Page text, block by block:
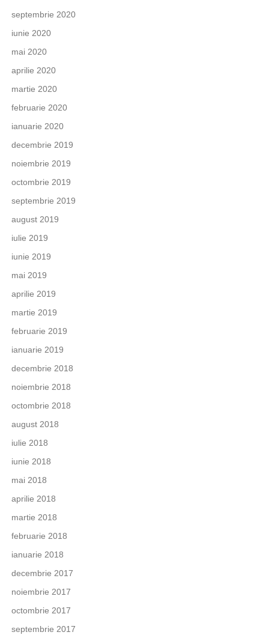
septembrie 2020
iunie 2020
mai 2020
aprilie 2020
martie 2020
februarie 2020
ianuarie 2020
decembrie 2019
noiembrie 2019
octombrie 2019
septembrie 2019
august 2019
iulie 2019
iunie 2019
mai 2019
aprilie 2019
martie 2019
februarie 2019
ianuarie 2019
decembrie 2018
noiembrie 2018
octombrie 2018
august 2018
iulie 2018
iunie 2018
mai 2018
aprilie 2018
martie 2018
februarie 2018
ianuarie 2018
decembrie 2017
noiembrie 2017
octombrie 2017
septembrie 2017